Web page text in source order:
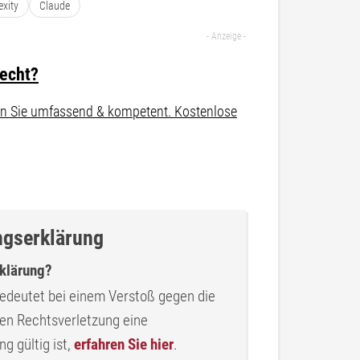
Claude
Sie umfassend & kompetent. Kostenlose
bei einem Verstoß gegen die
Rechtsverletzung eine
gültig ist, erfahren Sie hier.